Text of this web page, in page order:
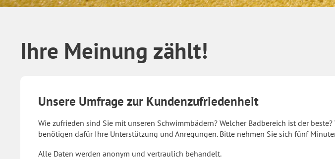
Ihre Meinung zählt!
Unsere Umfrage zur Kundenzufriedenheit
Wie zufrieden sind Sie mit unseren Schwimmbädern? Welcher Badbereich ist der
benötigen dafür Ihre Unterstützung und Anregungen. Bitte nehmen Sie sich fünf
Alle Daten werden anonym und vertraulich behandelt.